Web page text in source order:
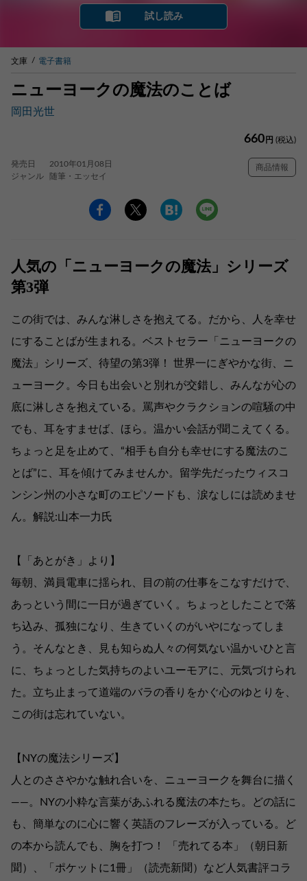
試し読み
文庫 電子書籍
ニューヨークの魔法のことば
岡田光世
660 円 (税込)
発売日
2010年01月08日
ジャンル
随筆・エッセイ
商品情報
人気の「ニューヨークの魔法」シリーズ
第3弾
この街では、みんな淋しさを抱えてる。だから、人を幸せ
にすることばが生まれる。ベストセラー「ニューヨークの
魔法」シリーズ、待望の第3弾！ 世界一にぎやかな街、ニ
ューヨーク。今日も出会いと別れが交錯し、みんなが心の
底に淋しさを抱えている。罵声やクラクションの喧騒の中
でも、耳をすませば、ほら。温かい会話が聞こえてくる。
ちょっと足を止めて、“相手も自分も幸せにする魔法のこ
とば”に、耳を傾けてみませんか。留学先だったウィスコ
ンシン州の小さな町のエピソードも、涙なしには読めませ
ん。解説:山本一力氏
【「あとがき」より】
毎朝、満員電車に揺られ、目の前の仕事をこなすだけで、
あっという間に一日が過ぎていく。ちょっとしたことで落
ち込み、孤独になり、生きていくのがいやになってしま
う。そんなとき、見も知らぬ人々の何気ない温かいひと言
に、ちょっとした気持ちのよいユーモアに、元気づけられ
た。立ち止まって道端のバラの香りをかぐ心のゆとりを、
この街は忘れていない。
【NYの魔法シリーズ】
人とのささやかな触れ合いを、ニューヨークを舞台に描く
――。NYの小粋な言葉があふれる魔法の本たち。どの話に
も、簡単なのに心に響く英語のフレーズが入っている。ど
の本から読んでも、胸を打つ！ 「売れてる本」（朝日新
聞）、「ポケットに1冊」（読売新聞）など人気書評コラ